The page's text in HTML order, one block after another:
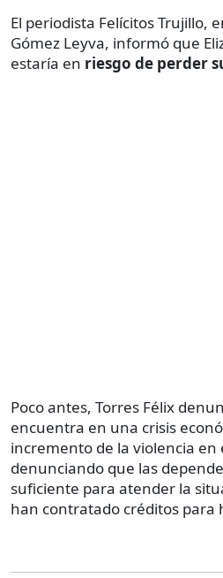
El periodista Felícitos Trujillo,
Gómez Leyva, informó que
estaría en riesgo de perder
Poco antes, Torres Félix
encuentra en una crisis
incremento de la violencia en
denunciando que las
suficiente para atender la
han contratado créditos para